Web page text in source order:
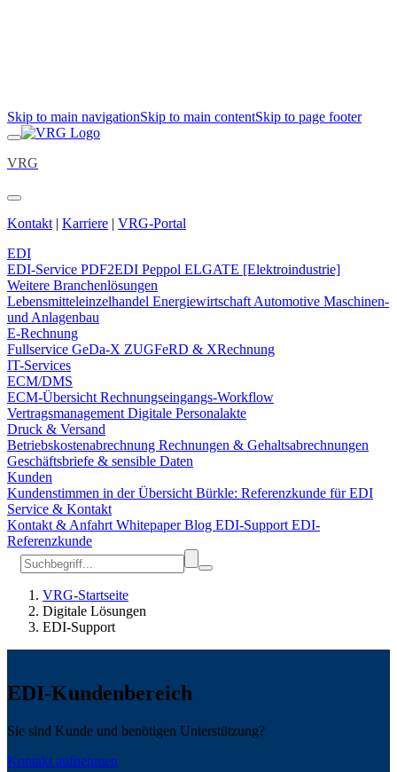
Skip to main navigationSkip to main contentSkip to page footer
VRG
Kontakt | Karriere | VRG-Portal
EDI
EDI-Service PDF2EDI Peppol ELGATE [Elektroindustrie]
Weitere Branchenlösungen
Lebensmitteleinzelhandel Energiewirtschaft Automotive Maschinen-
und Anlagenbau
E-Rechnung
Fullservice GeDa-X ZUGFeRD & XRechnung
IT-Services
ECM/DMS
ECM-Übersicht Rechnungseingangs-Workflow
Vertragsmanagement Digitale Personalakte
Druck & Versand
Betriebskostenabrechnung Rechnungen & Gehaltsabrechnungen
Geschäftsbriefe & sensible Daten
Kunden
Kundenstimmen in der Übersicht Bürkle: Referenzkunde für EDI
Service & Kontakt
Kontakt & Anfahrt WhitepaperBlog EDI-Support EDI-
Referenzkunde
VRG-Startseite
Digitale Lösungen
EDI-Support
EDI-Kundenbereich
Sie sind Kunde und benötigen Unterstützung?
Kontakt aufnehmen